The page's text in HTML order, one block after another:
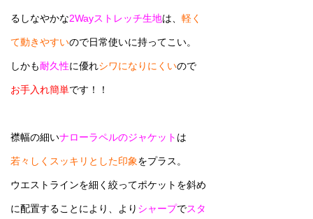
るしなやかな2Wayストレッチ生地は、 軽く
て動きやすいので日常使いに持ってこい。
しかも耐久性に優れシワになりにくいので
お手入れ簡単です！！
襟幅の細いナローラペルのジャケット は
若々しくスッキリとした印象をプラス。
ウエストラインを細く絞ってポケットを斜め
に配置することにより、より シャープでスタ